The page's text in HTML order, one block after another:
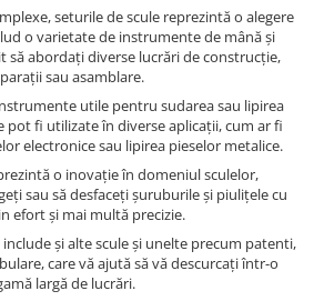
seturile de scule reprezintă o alegere
o varietate de instrumente de mână și
să abordați diverse lucrări de construcție,
sau asamblare.
utile pentru sudarea sau lipirea
pot fi utilizate în diverse aplicații, cum ar fi
electronice sau lipirea pieselor metalice.
o inovație în domeniul sculelor,
sau să desfaceți șuruburile și piulițele cu
efort și mai multă precizie.
și alte scule și unelte precum patenti,
care vă ajută să vă descurcați într-o
largă de lucrări.